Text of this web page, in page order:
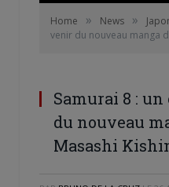
Home » News »
venir du nouveau manga
Samurai 8 :
du nouveau
Masashi